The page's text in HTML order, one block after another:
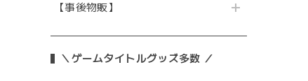
【事後物販】
＼ゲームタイトルグッズ多数 ／